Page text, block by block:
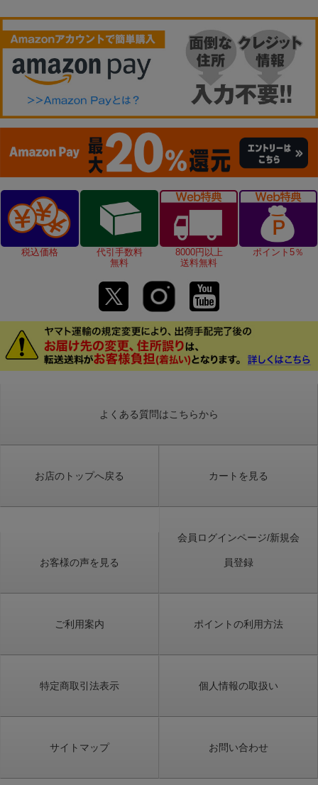
税込価格
代引手数料
無料
8000円以上
送料無料
ポイント5％
よくある質問はこちらから
お店のトップへ戻る カートを見る
お客様の声を見る
会員ログインページ/新規会
員登録
ご利用案内 ポイントの利用方法
特定商取引法表示 個人情報の取扱い
サイトマップ お問い合わせ